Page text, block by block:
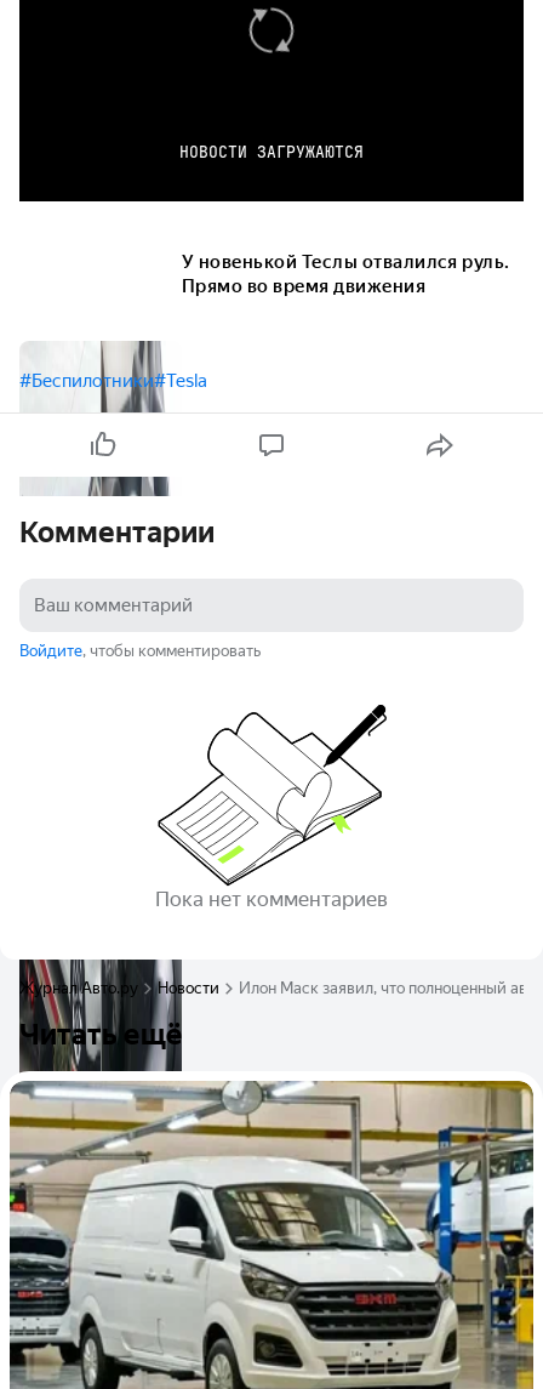
НОВОСТИ ЗАГРУЖАЮТСЯ
У новенькой Теслы отвалился руль.
Прямо во время движения
#Беспилотники#Tesla
Комментарии
Войдите, чтобы комментировать
Пока нет комментариев
Журнал Авто.ру Новости Илон Маск заявил, что полноценный
Читать ещё